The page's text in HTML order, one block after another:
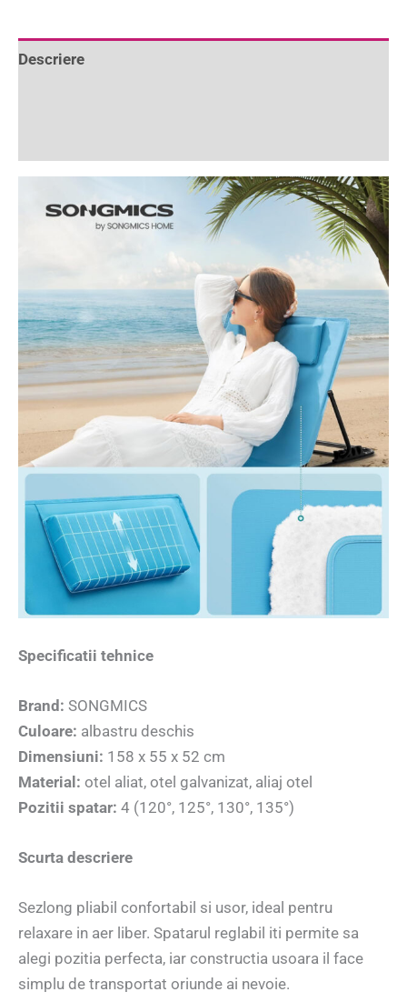
Descriere
Specificatii tehnice
Brand: SONGMICS
Culoare: albastru deschis
Dimensiuni: 158 x 55 x 52 cm
Material: otel aliat, otel galvanizat, aliaj otel
Pozitii spatar: 4 (120°, 125°, 130°, 135°)
Scurta descriere
Sezlong pliabil confortabil si usor, ideal pentru
relaxare in aer liber. Spatarul reglabil iti permite sa
alegi pozitia perfecta, iar constructia usoara il face
simplu de transportat oriunde ai nevoie.